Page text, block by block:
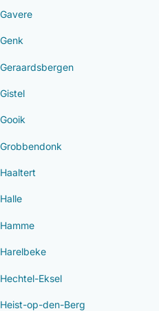
Gavere
Genk
Geraardsbergen
Gistel
Gooik
Grobbendonk
Haaltert
Halle
Hamme
Harelbeke
Hechtel-Eksel
Heist-op-den-Berg